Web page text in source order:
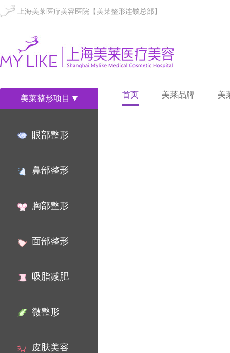
上海美莱医疗美容医院【美莱整形连锁总部】
美莱整形项目
眼部整形
鼻部整形
胸部整形
面部整形
吸脂减肥
微整形
皮肤美容
首页 美莱品牌 美